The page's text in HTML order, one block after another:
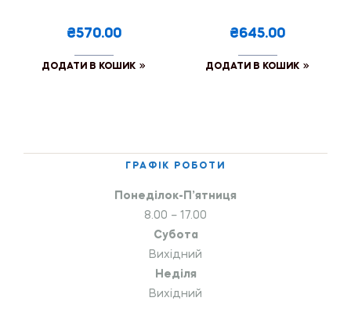
₴570.00
ДОДАТИ В КОШИК
₴645.00
ДОДАТИ В КОШИК
ГРАФІК РОБОТИ
Понеділок-П’ятниця
8.00 – 17.00
Субота
Вихідний
Неділя
Вихідний